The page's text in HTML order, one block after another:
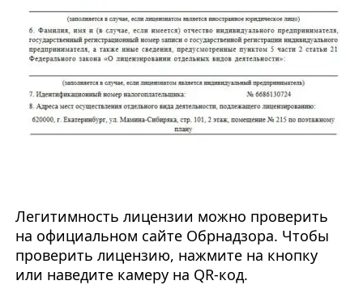
Легитимность лицензии можно проверить
на официальном сайте Обрнадзора. Чтобы
проверить лицензию, нажмите на кнопку
или наведите камеру на QR-код.